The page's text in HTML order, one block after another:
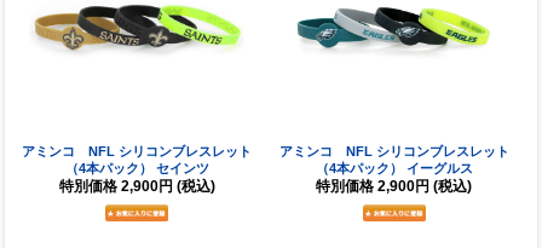
アミンコ NFL シリコンブレスレット
（4本パック） セインツ
特別価格 2,900円 (税込)
アミンコ NFL シリコンブレスレット
（4本パック） イーグルス
特別価格 2,900円 (税込)